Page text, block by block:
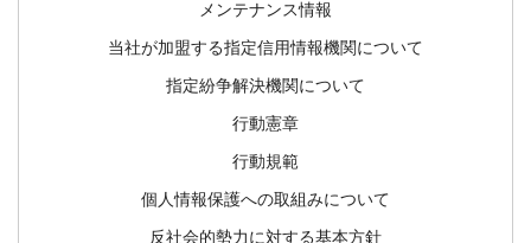
メンテナンス情報
当社が加盟する指定信用情報機関について
指定紛争解決機関について
行動憲章
行動規範
個人情報保護への取組みについて
反社会的勢力に対する基本方針